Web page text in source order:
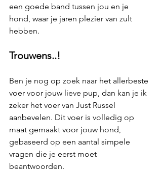
een goede band tussen jou en je
hond, waar je jaren plezier van zult
hebben.
Trouwens..!
Ben je nog op zoek naar het allerbeste
voer voor jouw lieve pup, dan kan je ik
zeker het voer van Just Russel
aanbevelen. Dit voer is volledig op
maat gemaakt voor jouw hond,
gebaseerd op een aantal simpele
vragen die je eerst moet
beantwoorden.